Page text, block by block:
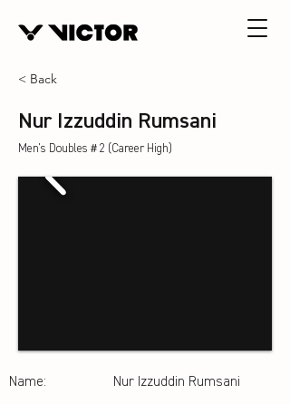
< Back
Nur Izzuddin Rumsani
Men's Doubles＃2 (Career High)
Name: Nur Izzuddin Rumsani